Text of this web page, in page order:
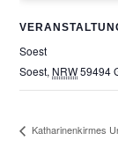
Soest
Soest, NRW 59494
Katharinenkirmes